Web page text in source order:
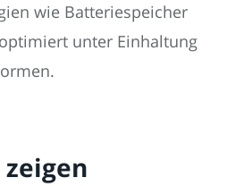
wie Batteriespeicher
unter Einhaltung